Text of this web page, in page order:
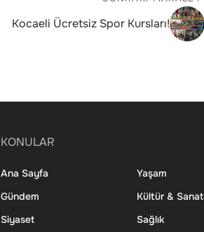
Kocaeli Ücretsiz Spor Kursları!
KONULAR
Ana Sayfa
Gündem
Siyaset
Yaşam
Kültür & Sanat
Sağlık